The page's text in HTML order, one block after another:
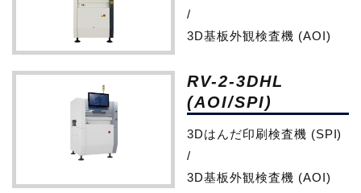
/
3D基板外観検査機 (AOI)
RV-2-3DHL
(AOI/SPI)
3Dはんだ印刷検査機 (SPI)
/
3D基板外観検査機 (AOI)